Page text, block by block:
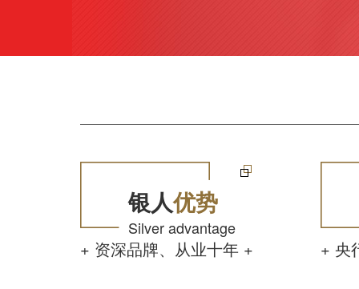
银人优势
Silver advantage
+ 资深品牌、从业十年 + + 央